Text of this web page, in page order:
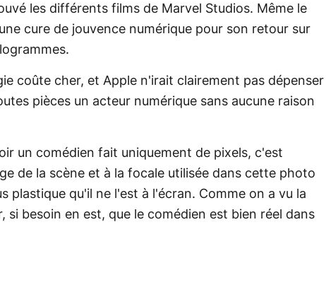
les différents films de Marvel Studios. Même le
cure de jouvence numérique pour son retour sur
coûte cher, et Apple n'irait clairement pas dépenser
pièces un acteur numérique sans aucune raison
un comédien fait uniquement de pixels, c'est
de la scène et à la focale utilisée dans cette photo
plastique qu'il ne l'est à l'écran. Comme on a vu la
si besoin en est, que le comédien est bien réel dans